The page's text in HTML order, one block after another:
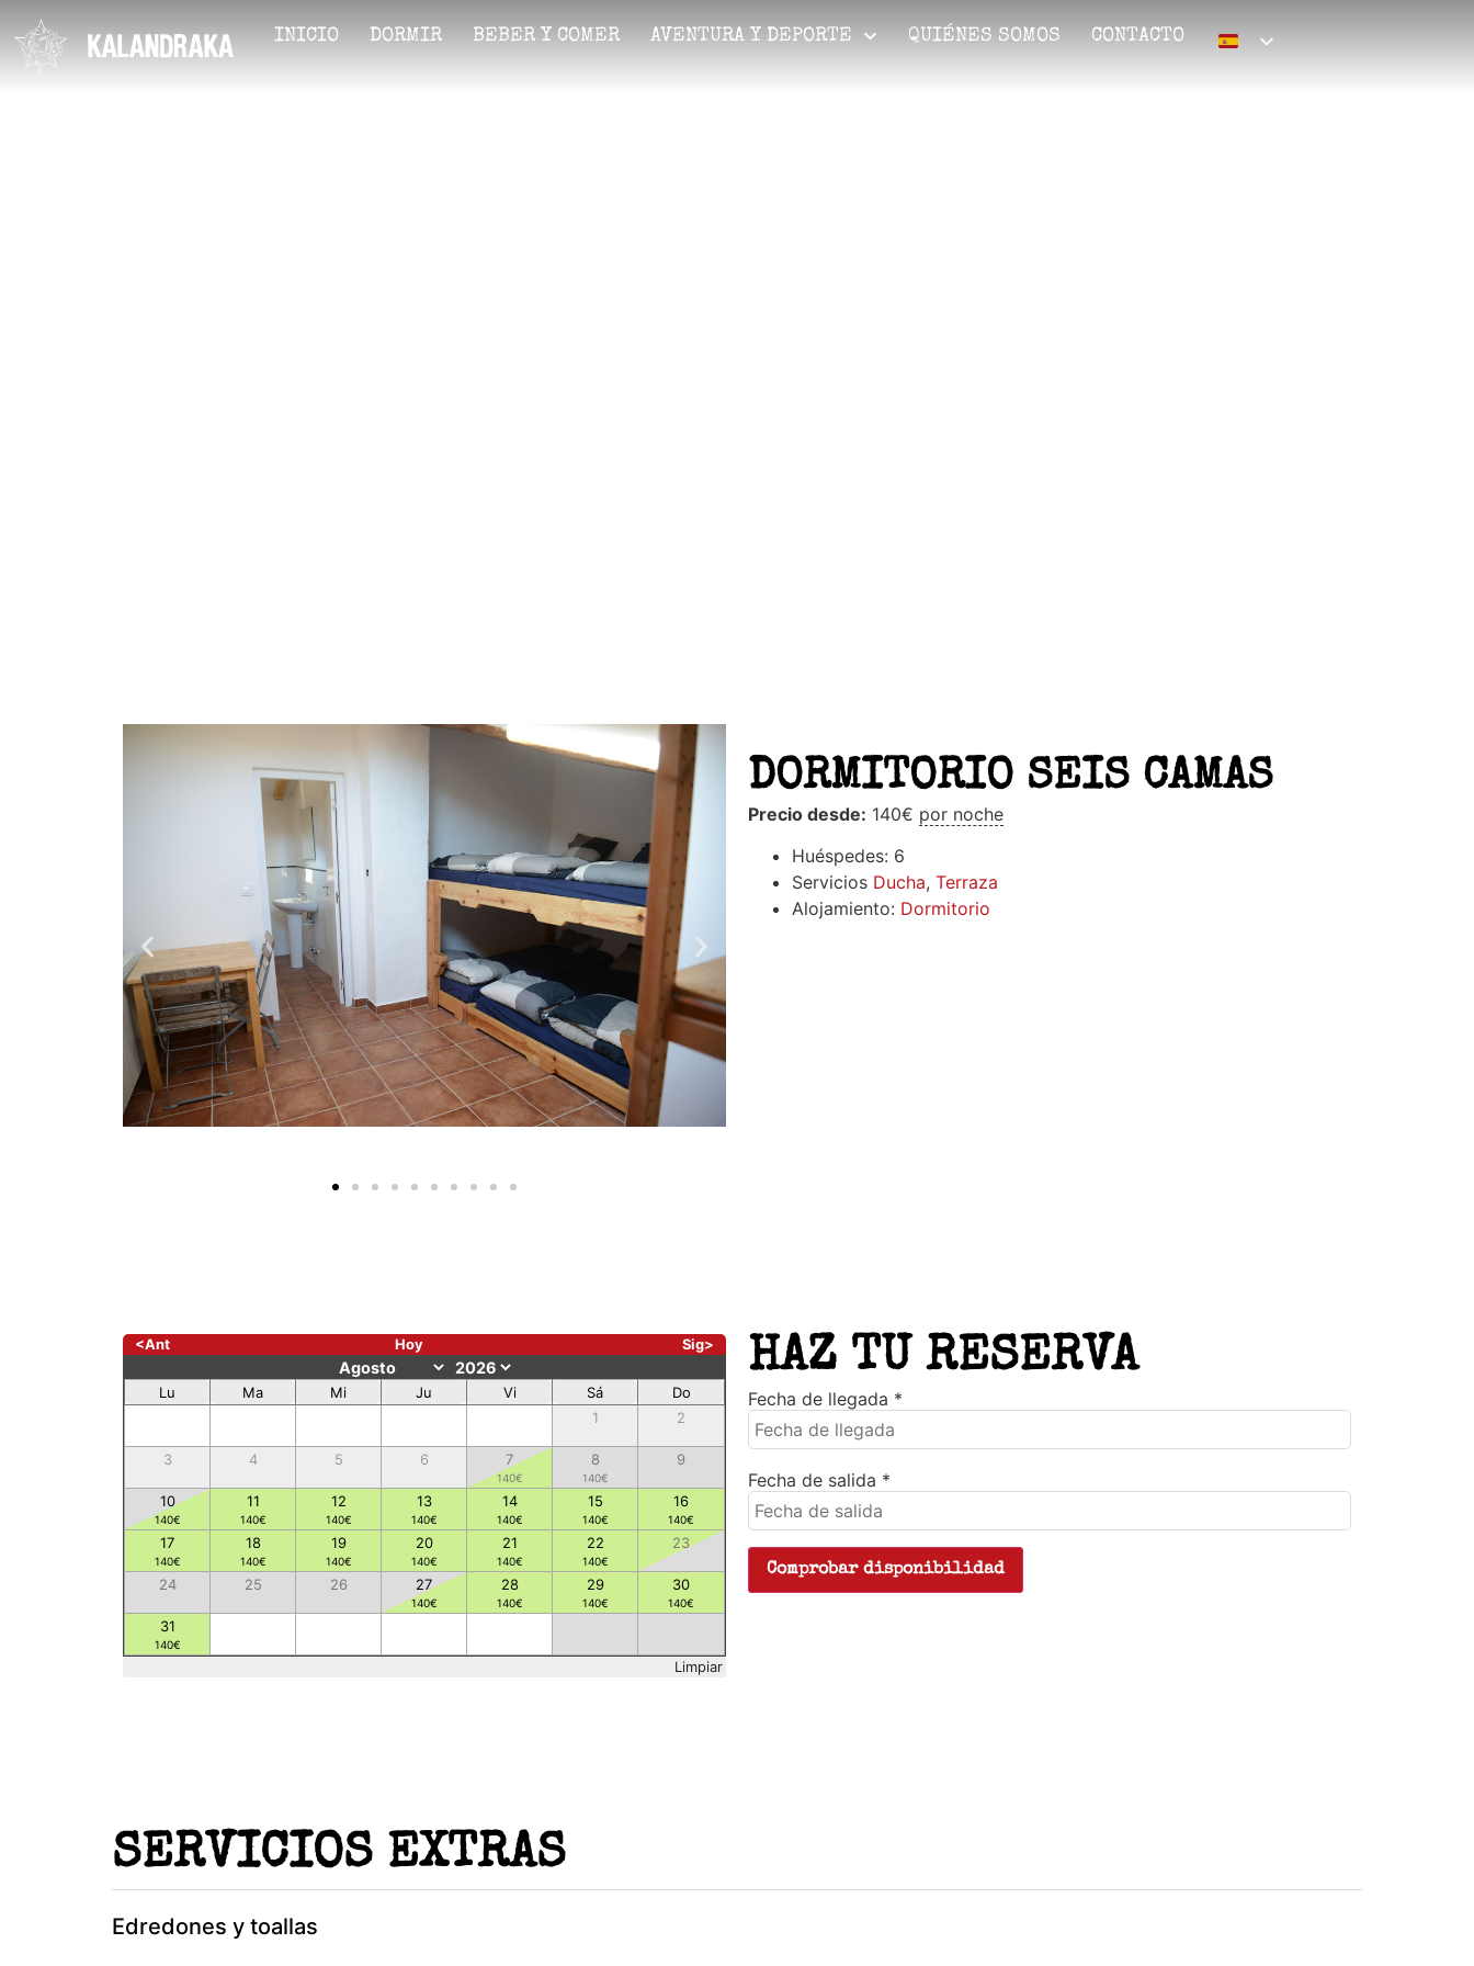
INICIO DORMIR BEBER Y COMER AVENTURA Y DEPORTE QUIÉNES SOMOS CONTACTO
DORMITORIO SEIS CAMAS
Precio desde: 140€ por noche
Huéspedes: 6
Servicios Ducha, Terraza
Alojamiento: Dormitorio
<Ant Hoy Sig>
Lu Ma Mi Ju Vi Sá
Do
1
2
3 4 5 6 7
140€
8
140€
9
10
140€
11
140€
12
140€
13
140€
14
140€
15
140€
16
140€
17
140€
18
140€
19
140€
20
140€
21
140€
22
140€
23
24 25 26 27
140€
28
140€
29
140€
30
140€
31
140€
Limpiar
HAZ TU RESERVA
Fecha de llegada *
Fecha de salida *
SERVICIOS EXTRAS
Edredones y toallas